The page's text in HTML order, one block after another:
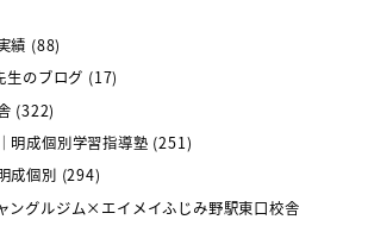
績 (88)
生のブログ (17)
(322)
明成個別学習指導塾 (251)
成個別 (294)
ングルジム×エイメイふじみ野駅東口校舎